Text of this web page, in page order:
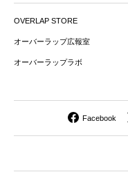
OVERLAP STORE
オーバーラップ広報室
オーバーラップラボ
Facebook